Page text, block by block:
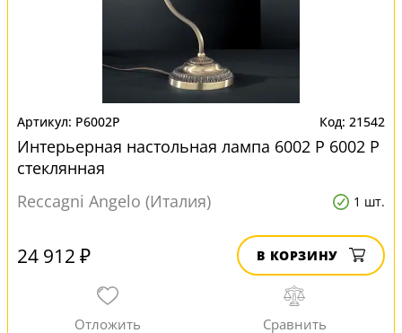
P6002P 21542
Интерьерная настольная лампа 6002 P 6002 P
стеклянная
Reccagni Angelo (Италия)
1 шт.
24 912 ₽ В КОРЗИНУ